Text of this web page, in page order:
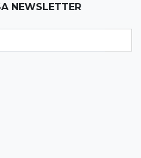
da urna, mas diz que
NEWSLETTER